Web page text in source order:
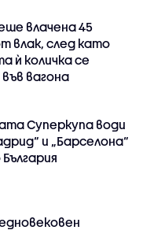
влачена 45
влак, след като
ѝ количка се
вагона
Суперкупа води
и „Барселона“